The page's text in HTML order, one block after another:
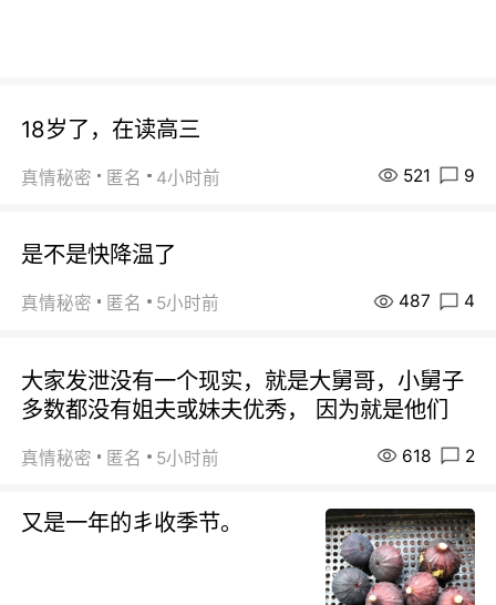
18岁了，在读高三
真情秘密 匿名 4小时前 521 9
是不是快降温了
真情秘密 匿名 5小时前 487 4
大家发泄没有一个现实，就是大舅哥，小舅子
多数都没有姐夫或妹夫优秀， 因为就是他们
真情秘密 匿名 5小时前 618 2
又是一年的丯收季节。